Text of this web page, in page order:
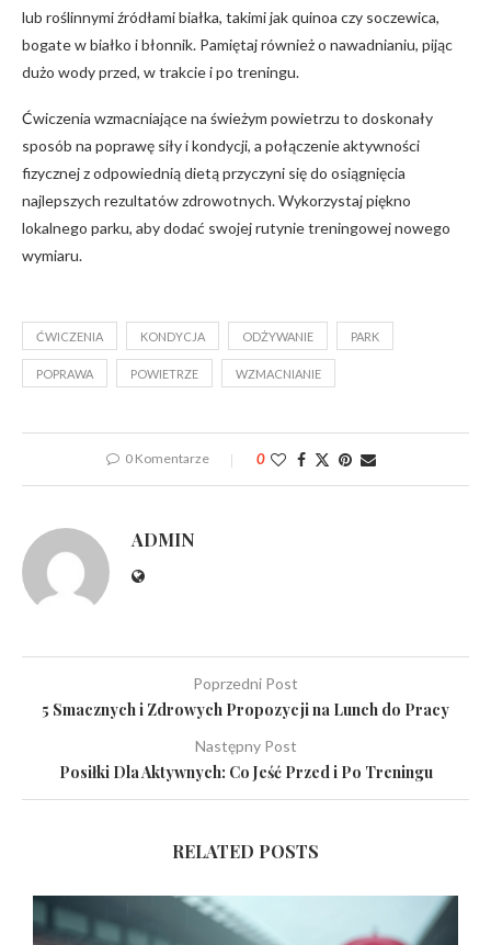
lub roślinnymi źródłami białka, takimi jak quinoa czy soczewica,
bogate w białko i błonnik. Pamiętaj również o nawadnianiu, pijąc
dużo wody przed, w trakcie i po treningu.
Ćwiczenia wzmacniające na świeżym powietrzu to doskonały
sposób na poprawę siły i kondycji, a połączenie aktywności
fizycznej z odpowiednią dietą przyczyni się do osiągnięcia
najlepszych rezultatów zdrowotnych. Wykorzystaj piękno
lokalnego parku, aby dodać swojej rutynie treningowej nowego
wymiaru.
ĆWICZENIA KONDYCJA ODŻYWANIE PARK
POPRAWA POWIETRZE WZMACNIANIE
0 Komentarze 0
ADMIN
Poprzedni Post
5 Smacznych i Zdrowych Propozycji na Lunch do Pracy
Następny Post
Posiłki Dla Aktywnych: Co Jeść Przed i Po Treningu
RELATED POSTS